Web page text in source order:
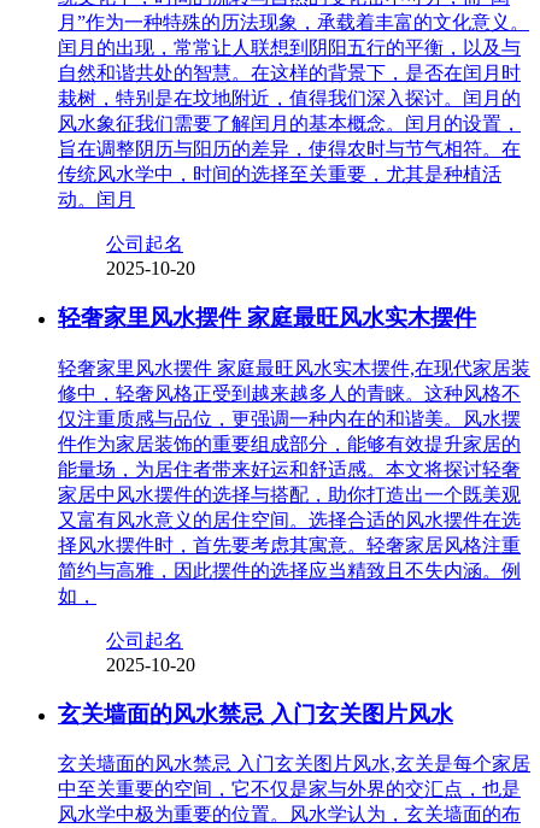
月”作为一种特殊的历法现象，承载着丰富的文化意义。
闰月的出现，常常让人联想到阴阳五行的平衡，以及与
自然和谐共处的智慧。在这样的背景下，是否在闰月时
栽树，特别是在坟地附近，值得我们深入探讨。闰月的
风水象征我们需要了解闰月的基本概念。闰月的设置，
旨在调整阴历与阳历的差异，使得农时与节气相符。在
传统风水学中，时间的选择至关重要，尤其是种植活
动。闰月
公司起名
2025-10-20
轻奢家里风水摆件 家庭最旺风水实木摆件
轻奢家里风水摆件 家庭最旺风水实木摆件,在现代家居装
修中，轻奢风格正受到越来越多人的青睐。这种风格不
仅注重质感与品位，更强调一种内在的和谐美。风水摆
件作为家居装饰的重要组成部分，能够有效提升家居的
能量场，为居住者带来好运和舒适感。本文将探讨轻奢
家居中风水摆件的选择与搭配，助你打造出一个既美观
又富有风水意义的居住空间。选择合适的风水摆件在选
择风水摆件时，首先要考虑其寓意。轻奢家居风格注重
简约与高雅，因此摆件的选择应当精致且不失内涵。例
如，
公司起名
2025-10-20
玄关墙面的风水禁忌 入门玄关图片风水
玄关墙面的风水禁忌 入门玄关图片风水,玄关是每个家居
中至关重要的空间，它不仅是家与外界的交汇点，也是
风水学中极为重要的位置。风水学认为，玄关墙面的布